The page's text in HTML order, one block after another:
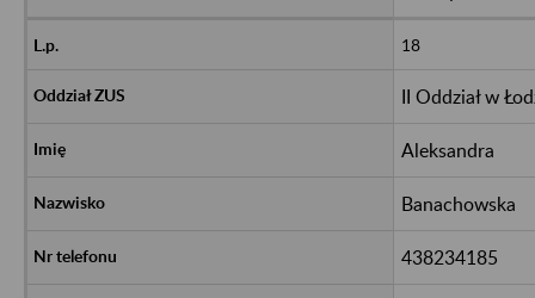
18
II Oddział w
Aleksandra
Banachowska
438234185